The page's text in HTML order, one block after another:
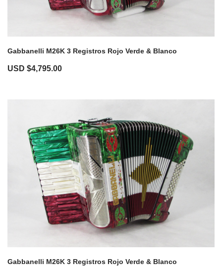
Gabbanelli M26K 3 Registros Rojo Verde & Blanco
USD $4,795.00
Gabbanelli M26K 3 Registros Rojo Verde & Blanco